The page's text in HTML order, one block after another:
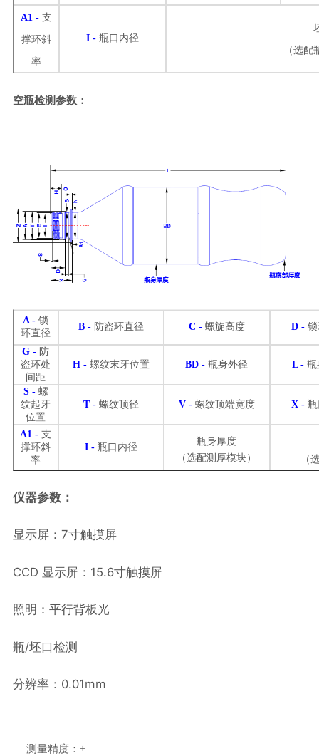
A1 - 支
撑环斜
率
I - 瓶口内径
（选
空瓶检测参数：
A- 锁
环直径
B - 防盗环直径 C - 螺旋高度 D-
G- 防
盗环处
间距
H - 螺纹末牙位置 BD- 瓶身外径 L- 瓶
S - 螺
纹起牙
位置
T - 螺纹顶径 V - 螺纹顶端宽度 X-
A1-支
撑环斜
率
I - 瓶口内径
瓶身厚度
（选配测厚模块）
（
仪器参数：
显示屏：7寸触摸屏
CCD 显示屏：15.6寸触摸屏
照明：平行背板光
瓶/坯口检测
分辨率：0.01mm
测量精度： ±